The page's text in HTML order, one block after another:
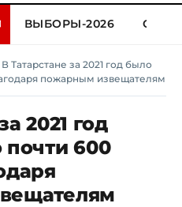
ВЫБОРЫ-2026
В Татарстане за 2021 год было
пожарным извещателям
2021 год
600